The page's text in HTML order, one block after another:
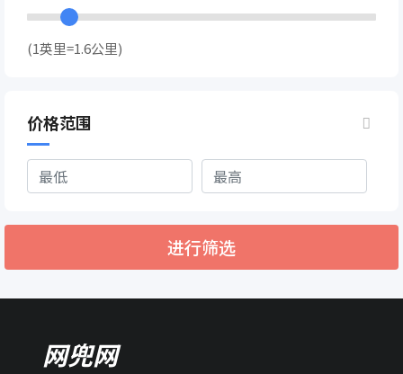
(1英里=1.6公里)
价格范围
进行筛选
网兜网